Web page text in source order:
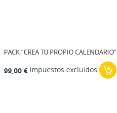
PACK “CREA TU PROPIO CALENDARIO”
99,00 € Impuestos excluidos